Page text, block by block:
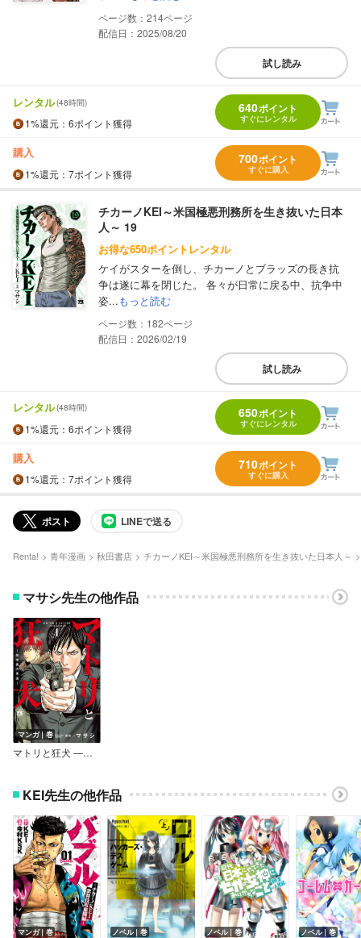
214
配信日：2025/08/20
試し読み
レンタル(48時間)
1%還元 ：6ポイント獲得
640ポイント
すぐにレンタル
購入
1%還元 ：7ポイント獲得
700ポイント
すぐに購入
チカーノKEI～米国極悪刑務所を生き抜いた日本
人～ 19
お得な650ポイントレンタル
ケイがスターを倒し、チカーノとブラッズの長き抗
争は遂に幕を閉じた。 各々が日常に戻る中、抗争中
姿...もっと読む
182
配信日：2026/02/19
試し読み
レンタル(48時間)
1%還元 ：6ポイント獲得
650ポイント
すぐにレンタル
購入
1%還元 ：7ポイント獲得
710ポイント
すぐに購入
ポスト LINEで送る
Renta! 青年漫画 秋田書店 チカーノKEI～米国極悪刑務所を生き抜いた日本人～
マサシ先生の他作品
マンガ｜巻
マトリと狂犬 ―路地裏の男達―
KEI先生の他作品
マンガ｜巻 ノベル｜巻 ノベル｜巻 ノベル｜巻